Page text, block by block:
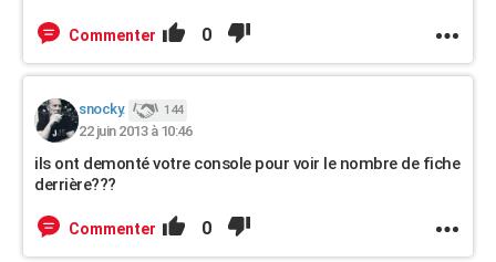
Commenter 0
snocky. 144
22 juin 2013 à 10:46
ils ont demonté votre console pour voir le nombre de fiche
derrière???
Commenter 0